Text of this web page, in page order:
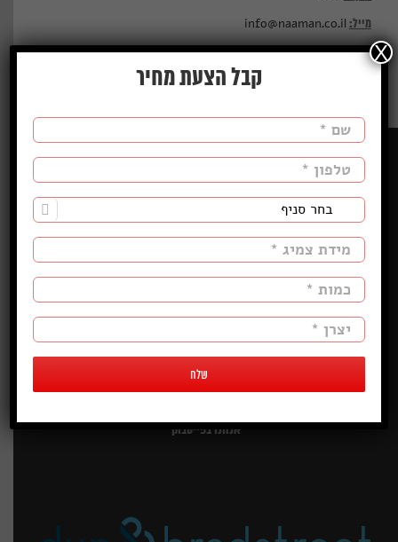
מייל: info@naaman.co.il
טל: 1-700-508-003
ADVANCE
WESTLAKE
אנחנו בפייסבוק
קבל הצעת מחיר

X